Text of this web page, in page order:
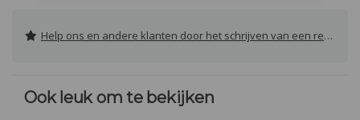
Help ons en andere klanten door het schrijven van een review
Ook leuk om te bekijken